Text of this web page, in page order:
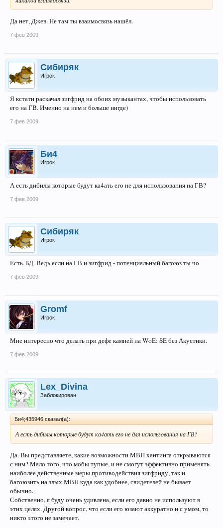
Да нет, Джев. Не там ты взаимосвязь нашёл.
7 фев 2009
Сибиряк
Игрок
Я кстати раскачал зигфрид на обоих музыкантах, чтобы использовать
его на ГВ. Именно на нем и больше нигде)
7 фев 2009
Би4
Игрок
А есть дибилы которые будут ка4ать его не для использования на ГВ?
7 фев 2009
Сибиряк
Игрок
Есть. БД. Ведь если на ГВ и зигфрид - потенциальный багоюз ты чо
7 фев 2009
Gromf
Игрок
Мне интересно что делать при дефе камней на WoE: SE без Акустики.
7 фев 2009
Lex_Divina
Заблокирован
Би4;435946 сказал(а):
А есть дибилы которые будут ка4ать его не для использования на ГВ?
Да. Вы представляете, какие возможности МВП хантинга открываются
с ним? Мало того, что мобы тупые, и не смогут эффективно применять
наиболее действенные меры противодействия зигфриду, так и
багоюзить на злых МВП куда как удобнее, свидетелей не бывает
обычно.
Собственно, я буду очень удивлена, если его давно не используют в
этих целях. Другой вопрос, что если его юзают аккуратно и с умом, то
никто этого не замечает.